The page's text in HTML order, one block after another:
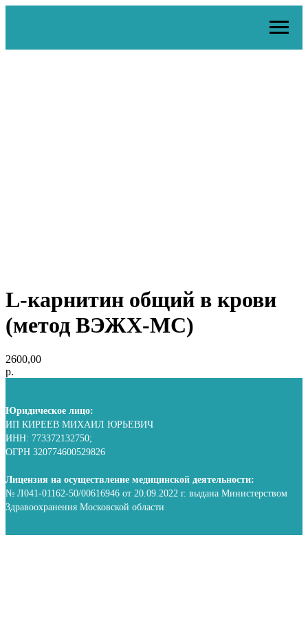
L-карнитин общий в крови
(метод ВЭЖХ-МС)
2600,00
р.
Юридическое лицо:
ИП КИРЕЕВ МИХАИЛ ЮРЬЕВИЧ
ИНН: 773372132750;
ОГРН 320774600529826
Лицензия на осуществление медицинской деятельности:
№ Л041-01162-50/00616946 от 20.09.2022 г. выдана Министерством
Здравоохранения Московской области